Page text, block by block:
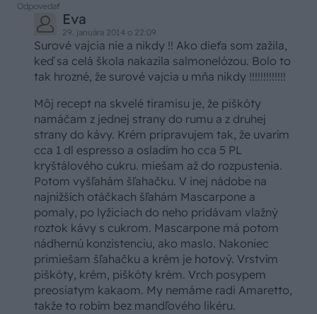
Odpovedať
Eva
29. januára 2014 o 22:09
Surové vajcia nie a nikdy !! Ako dieťa som zažila,
keď sa celá škola nakazila salmonelózou. Bolo to
tak hrozné, že surové vajcia u mňa nikdy !!!!!!!!!!!!!
Môj recept na skvelé tiramisu je, že piškóty
namáčam z jednej strany do rumu a z druhej
strany do kávy. Krém pripravujem tak, že uvarím
cca 1 dl espresso a osladím ho cca 5 PL
kryštálového cukru. miešam až do rozpustenia.
Potom vyšľahám šľahačku. V inej nádobe na
najnižších otáčkach šľahám Mascarpone a
pomaly, po lyžiciach do neho pridávam vlažný
roztok kávy s cukrom. Mascarpone má potom
nádhernú konzistenciu, ako maslo. Nakoniec
primiešam šľahačku a krém je hotový. Vrstvím
piškóty, krém, piškóty krém. Vrch posypem
preosiatym kakaom. My nemáme radi Amaretto,
takže to robím bez mandľového likéru.